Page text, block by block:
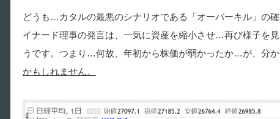
どうも…カタルの最悪のシナリオである「オーバーキル」の
イナード理事の発言は、一気に資産を縮小させ…再び様子を
うです。つまり…何故、年初から株価が弱かったか…が、分か
かもしれません。